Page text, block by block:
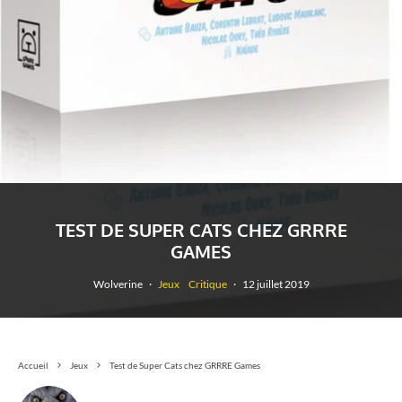
TEST DE SUPER CATS CHEZ GRRRE
GAMES
Wolverine · Jeux Critique · 12 juillet 2019
Accueil Jeux Test de Super Cats chez GRRRE Games